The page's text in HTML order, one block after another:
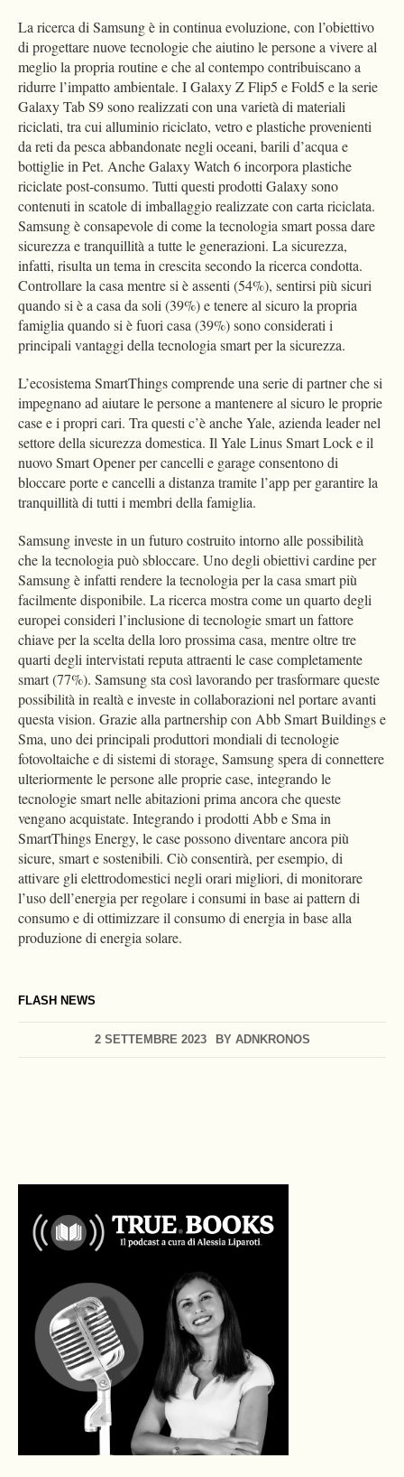
FLASH NEWS
2 SETTEMBRE 2023 BY ADNKRONOS
La ricerca di Samsung è in continua evoluzione, con l’obiettivo
di progettare nuove tecnologie che aiutino le persone a vivere al
meglio la propria routine e che al contempo contribuiscano a
ridurre l’impatto ambientale. I Galaxy Z Flip5 e Fold5 e la serie
Galaxy Tab S9 sono realizzati con una varietà di materiali
riciclati, tra cui alluminio riciclato, vetro e plastiche provenienti
da reti da pesca abbandonate negli oceani, barili d’acqua e
bottiglie in Pet. Anche Galaxy Watch 6 incorpora plastiche
riciclate post-consumo. Tutti questi prodotti Galaxy sono
contenuti in scatole di imballaggio realizzate con carta riciclata.
Samsung è consapevole di come la tecnologia smart possa dare
sicurezza e tranquillità a tutte le generazioni. La sicurezza,
infatti, risulta un tema in crescita secondo la ricerca condotta.
Controllare la casa mentre si è assenti (54%), sentirsi più sicuri
quando si è a casa da soli (39%) e tenere al sicuro la propria
famiglia quando si è fuori casa (39%) sono considerati i
principali vantaggi della tecnologia smart per la sicurezza.
L’ecosistema SmartThings comprende una serie di partner che si
impegnano ad aiutare le persone a mantenere al sicuro le proprie
case e i propri cari. Tra questi c’è anche Yale, azienda leader nel
settore della sicurezza domestica. Il Yale Linus Smart Lock e il
nuovo Smart Opener per cancelli e garage consentono di
bloccare porte e cancelli a distanza tramite l’app per garantire la
tranquillità di tutti i membri della famiglia.
Samsung investe in un futuro costruito intorno alle possibilità
che la tecnologia può sbloccare. Uno degli obiettivi cardine per
Samsung è infatti rendere la tecnologia per la casa smart più
facilmente disponibile. La ricerca mostra come un quarto degli
europei consideri l’inclusione di tecnologie smart un fattore
chiave per la scelta della loro prossima casa, mentre oltre tre
quarti degli intervistati reputa attraenti le case completamente
smart (77%). Samsung sta così lavorando per trasformare queste
possibilità in realtà e investe in collaborazioni nel portare avanti
questa vision. Grazie alla partnership con Abb Smart Buildings e
Sma, uno dei principali produttori mondiali di tecnologie
fotovoltaiche e di sistemi di storage, Samsung spera di connettere
ulteriormente le persone alle proprie case, integrando le
tecnologie smart nelle abitazioni prima ancora che queste
vengano acquistate. Integrando i prodotti Abb e Sma in
SmartThings Energy, le case possono diventare ancora più
sicure, smart e sostenibili. Ciò consentirà, per esempio, di
attivare gli elettrodomestici negli orari migliori, di monitorare
l’uso dell’energia per regolare i consumi in base ai pattern di
consumo e di ottimizzare il consumo di energia in base alla
produzione di energia solare.